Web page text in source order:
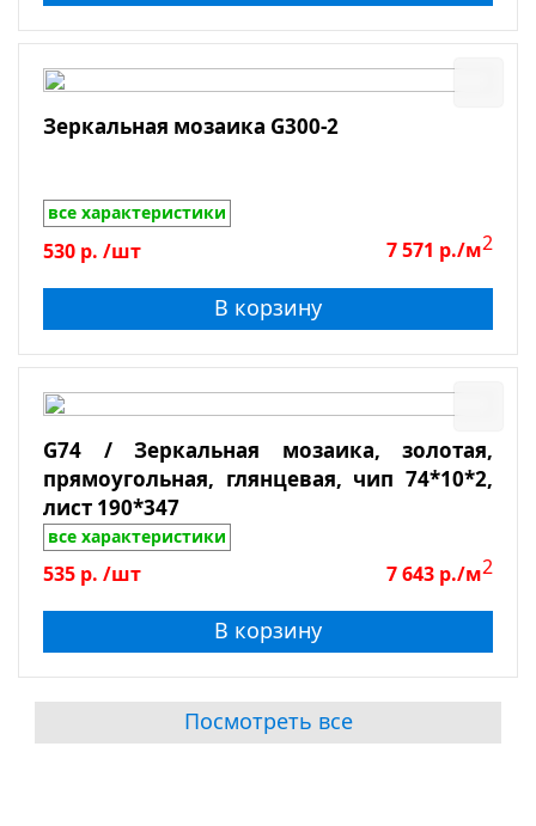
Зеркальная мозаика G300-2
все характеристики
530 р. /шт 7 571 р./м2
В корзину
G74 / Зеркальная мозаика, золотая,
прямоугольная, глянцевая, чип 74*10*2,
лист 190*347
все характеристики
535 р. /шт 7 643 р./м2
В корзину
Посмотреть все